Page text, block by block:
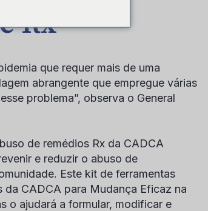
Rx
que requer mais de uma
abrangente que empregue várias
problema”, observa o General
de remédios Rx da CADCA
e reduzir o abuso de
Este kit de ferramentas
da CADCA para Mudança Eficaz na
o ajudará a formular, modificar e